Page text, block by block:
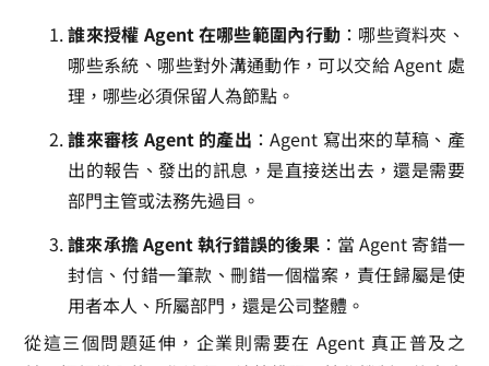
誰來授權 Agent 在哪些範圍內行動 ：哪些資料夾、
哪些系統、哪些對外溝通動作，可以交給 Agent 處
理，哪些必須保留人為節點。
誰來審核 Agent 的產出 ：Agent 寫出來的草稿、產
出的報告、發出的訊息，是直接送出去，還是需要
部門主管或法務先過目。
誰來承擔 Agent 執行錯誤的後果 ：當 Agent 寄錯一
封信、付錯一筆款、刪錯一個檔案，責任歸屬是使
用者本人、所屬部門，還是公司整體。
從這三個問題延伸，企業則需要在 Agent 真正普及之